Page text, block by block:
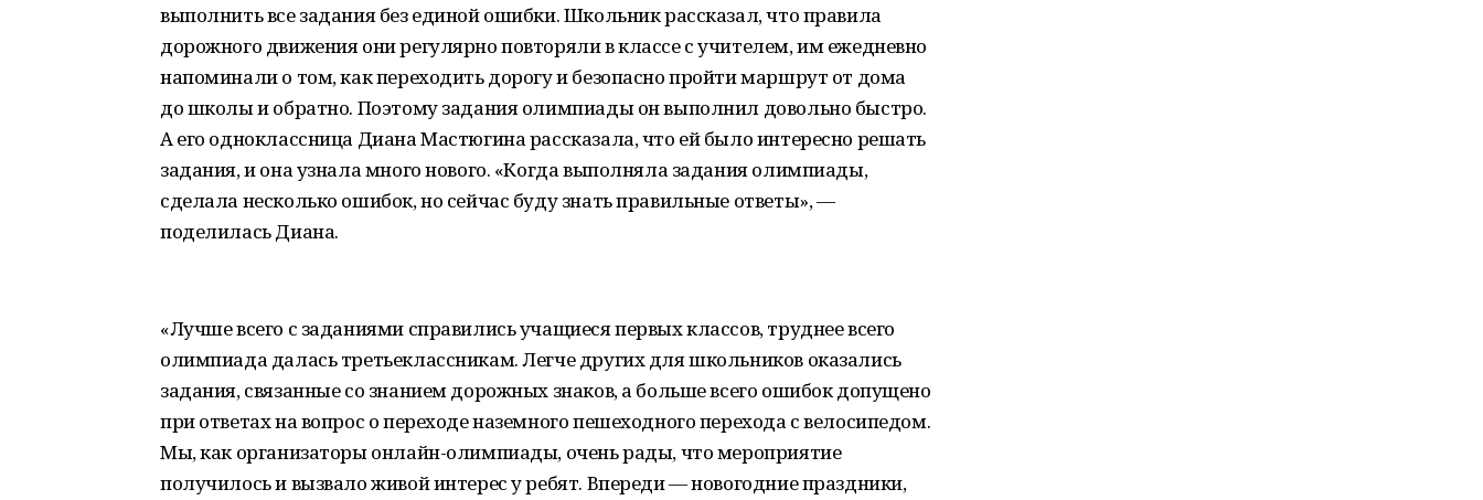
выполнить все задания без единой ошибки. Школьник рассказал, что правила
дорожного движения они регулярно повторяли в классе с учителем, им ежедневно
напоминали о том, как переходить дорогу и безопасно пройти маршрут от дома
до школы и обратно. Поэтому задания олимпиады он выполнил довольно быстро.
А его одноклассница Диана Мастюгина рассказала, что ей было интересно решать
задания, и она узнала много нового. «Когда выполняла задания олимпиады,
сделала несколько ошибок, но сейчас буду знать правильные ответы», ―
поделилась Диана.
«Лучше всего с заданиями справились учащиеся первых классов, труднее всего
олимпиада далась третьеклассникам. Легче других для школьников оказались
задания, связанные со знанием дорожных знаков, а больше всего ошибок допущено
при ответах на вопрос о переходе наземного пешеходного перехода с велосипедом.
Мы, как организаторы онлайн-олимпиады, очень рады, что мероприятие
получилось и вызвало живой интерес у ребят. Впереди ― новогодние праздники,